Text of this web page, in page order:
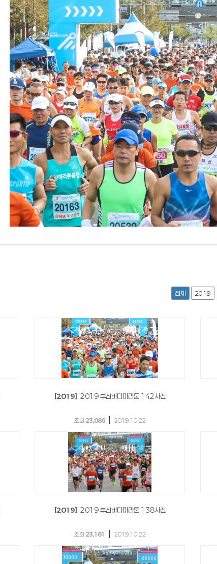
전체 2019
[2019] 2019 부산바다마라톤 142사진
조회 23,086 2019.10.22
[2019] 2019 부산바다마라톤 138사진
조회 23,161 2019.10.22